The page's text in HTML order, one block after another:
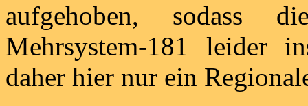
aufgehoben, sodass
Mehrsystem-181 leider
daher hier nur ein